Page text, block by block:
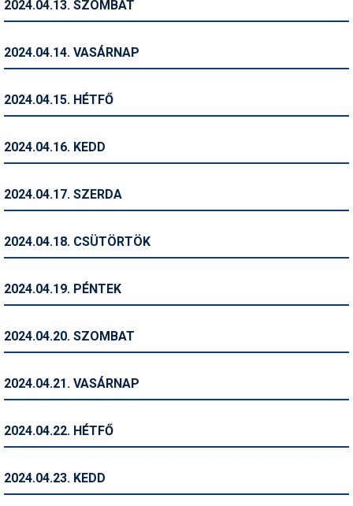
Símánia
Síszerviz
Snowboard
Szakértők
Telemark
2024.04.13. SZOMBAT
2024.04.14. VASÁRNAP
2024.04.15. HÉTFŐ
2024.04.16. KEDD
2024.04.17. SZERDA
2024.04.18. CSÜTÖRTÖK
2024.04.19. PÉNTEK
2024.04.20. SZOMBAT
2024.04.21. VASÁRNAP
2024.04.22. HÉTFŐ
2024.04.23. KEDD